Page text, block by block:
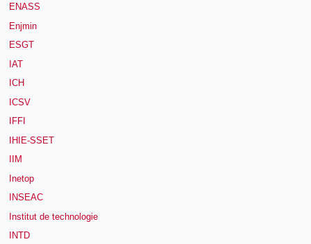
ENASS
Enjmin
ESGT
IAT
ICH
ICSV
IFFI
IHIE-SSET
IIM
Inetop
INSEAC
Institut de technologie
INTD